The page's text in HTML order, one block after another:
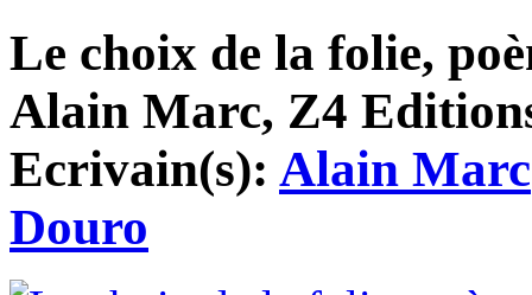
Le choix de la folie,
Alain Marc, Z4
Ecrivain(s): Alain Marc
Douro